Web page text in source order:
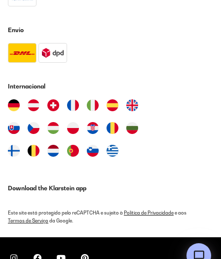
Envio
Internacional
Download the Klarstein app
Este site está protegido pelo reCAPTCHA e sujeito à Política de Privacidadee aos
Termos de Serviçoda Google.